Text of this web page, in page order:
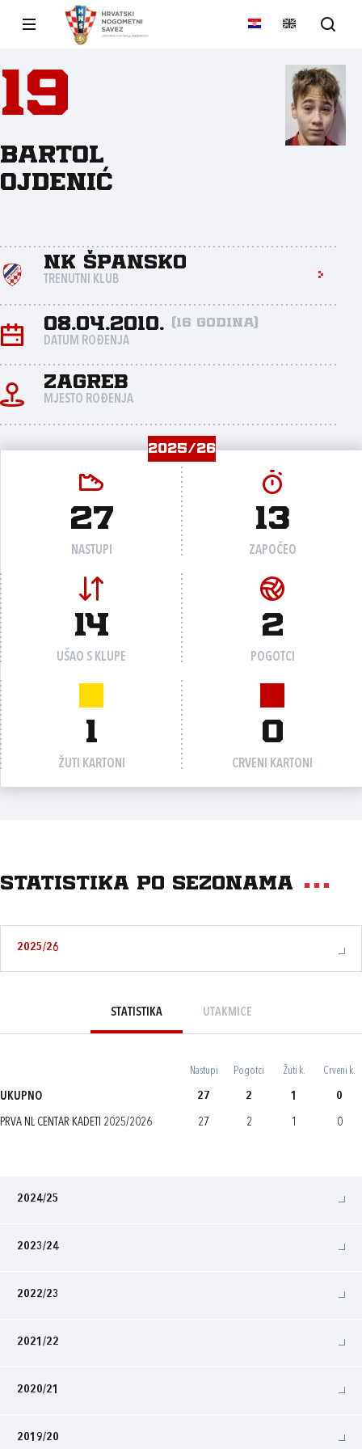
19
Bartol
Ojdenić
NK Špansko
TRENUTNI KLUB
08.04.2010. (16 godina)
DATUM ROĐENJA
Zagreb
MJESTO ROĐENJA
2025/26
27
NASTUPI
13
ZAPOČEO
14
UŠAO S KLUPE
2
POGOTCI
1
ŽUTI KARTONI
0
CRVENI KARTONI
Statistika po sezonama
2025/26
STATISTIKA UTAKMICE
Nastupi Pogotci Žuti k. Crveni k.
UKUPNO 27 2 1 0
PRVA NL CENTAR KADETI 2025/2026 27 2 1 0
2024/25
2023/24
2022/23
2021/22
2020/21
2019/20